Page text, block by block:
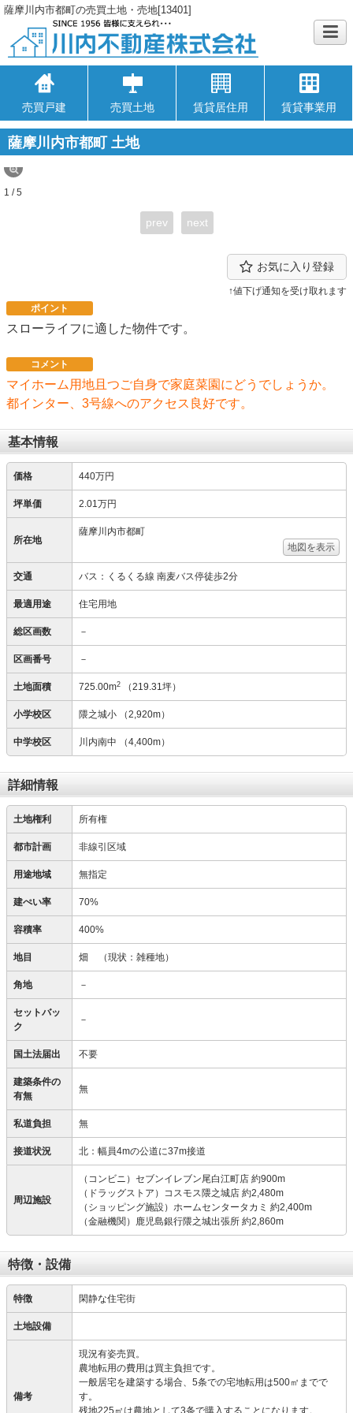
薩摩川内市都町の売買土地・売地[13401]
売買戸建 売買土地 賃貸居住用 賃貸事業用
薩摩川内市都町 土地
1 / 5
prev next
お気に入り登録
↑値下げ通知を受け取れます
ポイント
スローライフに適した物件です。
コメント
マイホーム用地且つご自身で家庭菜園にどうでしょうか。
都インター、3号線へのアクセス良好です。
基本情報
価格 440万円
坪単価 2.01万円
所在地
薩摩川内市都町
地図を表示
交通 バス：くるくる線 南麦バス停徒歩2分
最適用途 住宅用地
総区画数 －
区画番号 －
土地面積 725.00m2 （219.31坪）
小学校区 隈之城小 （2,920m）
中学校区 川内南中 （4,400m）
詳細情報
土地権利 所有権
都市計画 非線引区域
用途地域 無指定
建ぺい率 70%
容積率 400%
地目 畑 （現状：雑種地）
角地 －
セットバッ
ク
－
国土法届出 不要
建築条件の
有無
無
私道負担 無
接道状況 北：幅員4mの公道に37m接道
周辺施設
（コンビニ）セブンイレブン尾白江町店 約900m
（ドラッグストア）コスモス隈之城店 約2,480m
（ショッピング施設）ホームセンタータカミ 約2,400m
（金融機関）鹿児島銀行隈之城出張所 約2,860m
特徴・設備
特徴 閑静な住宅街
土地設備
備考
現況有姿売買。
農地転用の費用は買主負担です。
一般居宅を建築する場合、5条での宅地転用は500㎡までで
す。
残地225㎡は農地として3条で購入することになります。